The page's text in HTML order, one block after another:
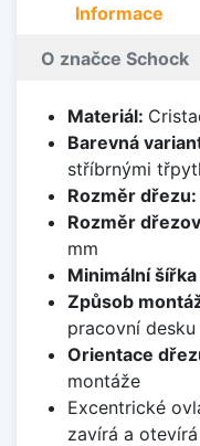
Informace
O značce Schock
Materiál:
Barevná
stříbrnými
Rozměr dřezu:
Rozměr
mm
Minimální
Způsob
pracovní desku
Orientace
montáže
Excentrické
zavírá a